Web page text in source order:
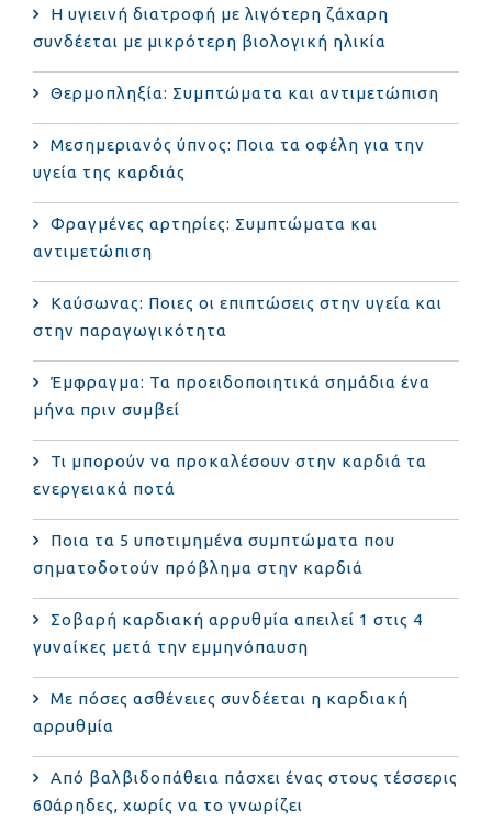
Η υγιεινή διατροφή με λιγότερη ζάχαρη
συνδέεται με μικρότερη βιολογική ηλικία
Θερμοπληξία: Συμπτώματα και αντιμετώπιση
Μεσημεριανός ύπνος: Ποια τα οφέλη για την
υγεία της καρδιάς
Φραγμένες αρτηρίες: Συμπτώματα και
αντιμετώπιση
Καύσωνας: Ποιες οι επιπτώσεις στην υγεία και
στην παραγωγικότητα
Έμφραγμα: Τα προειδοποιητικά σημάδια ένα
μήνα πριν συμβεί
Τι μπορούν να προκαλέσουν στην καρδιά τα
ενεργειακά ποτά
Ποια τα 5 υποτιμημένα συμπτώματα που
σηματοδοτούν πρόβλημα στην καρδιά
Σοβαρή καρδιακή αρρυθμία απειλεί 1 στις 4
γυναίκες μετά την εμμηνόπαυση
Με πόσες ασθένειες συνδέεται η καρδιακή
αρρυθμία
Από βαλβιδοπάθεια πάσχει ένας στους τέσσερις
60άρηδες, χωρίς να το γνωρίζει